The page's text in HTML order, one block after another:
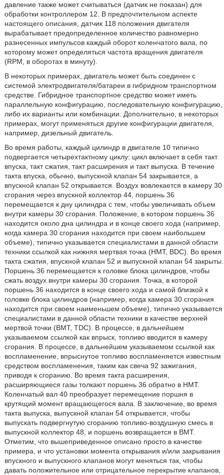
давление также может считываться (датчик не показан) для
обработки контроллером 12. В предпочтительном аспекте
настоящего описания, датчик 118 положения двигателя
вырабатывает предопределенное количество равномерно
разнесенных импульсов каждый оборот коленчатого вала, по
которому может определяться частота вращения двигателя
(RPM, в оборотах в минуту).
В некоторых примерах, двигатель может быть соединен с
системой электродвигателя/батареи в гибридном транспортном
средстве. Гибридное транспортное средство может иметь
параллельную конфигурацию, последовательную конфигурацию,
либо их варианты или комбинации. Дополнительно, в некоторых
примерах, могут применяться другие конфигурации двигателя,
например, дизельный двигатель.
Во время работы, каждый цилиндр в двигателе 10 типично
подвергается четырехтактному циклу: цикл включает в себя такт
впуска, такт сжатия, такт расширения и такт выпуска. В течение
такта впуска, обычно, выпускной клапан 54 закрывается, а
впускной клапан 52 открывается. Воздух вовлекается в камеру 30
сгорания через впускной коллектор 44, поршень 36
перемещается к дну цилиндра с тем, чтобы увеличивать объем
внутри камеры 30 сгорания. Положение, в котором поршень 36
находится около дна цилиндра и в конце своего хода (например,
когда камера 30 сгорания находится при своем наибольшем
объеме), типично указывается специалистами в данной области
техники ссылкой как нижняя мертвая точка (HMT, BDC). Во время
такта сжатия, впускной клапан 52 и выпускной клапан 54 закрыты.
Поршень 36 перемещается к головке блока цилиндров, чтобы
сжать воздух внутри камеры 30 сгорания. Точка, в которой
поршень 36 находится в конце своего хода и самой близкой к
головке блока цилиндров (например, когда камера 30 сгорания
находится при своем наименьшем объеме), типично указывается
специалистами в данной области техники в качестве верхней
мертвой точки (ВМТ, TDC). В процессе, в дальнейшем
указываемом ссылкой как впрыск, топливо вводится в камеру
сгорания. В процессе, в дальнейшем указываемом ссылкой как
воспламенение, впрыснутое топливо воспламеняется известным
средством воспламенения, таким как свеча 92 зажигания,
приводя к сгоранию. Во время такта расширения,
расширяющиеся газы толкают поршень 36 обратно в НМТ.
Коленчатый вал 40 преобразует перемещение поршня в
крутящий момент вращающегося вала. В заключение, во время
такта выпуска, выпускной клапан 54 открывается, чтобы
выпускать подвергнутую сгоранию топливо-воздушную смесь в
выпускной коллектор 48, и поршень возвращается в ВМТ.
Отметим, что вышеприведенное описано просто в качестве
примера, и что установки момента открывания и/или закрывания
впускного и выпускного клапанов могут меняться так, чтобы
давать положительное или отрицательное перекрытие клапанов,